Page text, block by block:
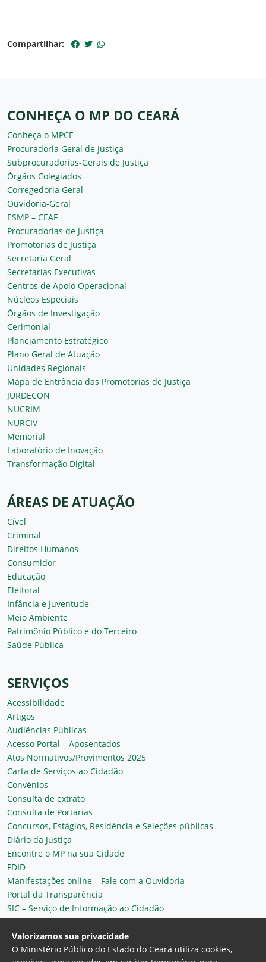
Compartilhar:
CONHEÇA O MP DO CEARÁ
Conheça o MPCE
Procuradoria Geral de Justiça
Subprocuradorias-Gerais de Justiça
Órgãos Colegiados
Corregedoria Geral
Ouvidoria-Geral
ESMP – CEAF
Procuradorias de Justiça
Promotorias de Justiça
Secretaria Geral
Secretarias Executivas
Centros de Apoio Operacional
Núcleos Especiais
Órgãos de Investigação
Cerimonial
Planejamento Estratégico
Plano Geral de Atuação
Unidades Regionais
Mapa de Entrância das Promotorias de Justiça
JURDECON
NUCRIM
NURCIV
Memorial
Laboratório de Inovação
Transformação Digital
ÁREAS DE ATUAÇÃO
Cível
Criminal
Direitos Humanos
Consumidor
Educação
Eleitoral
Infância e Juventude
Meio Ambiente
Patrimônio Público e do Terceiro
Saúde Pública
SERVIÇOS
Acessibilidade
Artigos
Audiências Públicas
Acesso Portal – Aposentados
Atos Normativos/Provimentos 2025
Carta de Serviços ao Cidadão
Convênios
Consulta de extrato
Consulta de Portarias
Concursos, Estágios, Residência e Seleções públicas
Diário da Justiça
Encontre o MP na sua Cidade
FDID
Manifestações online – Fale com a Ouvidoria
Portal da Transparência
SIC – Serviço de Informação ao Cidadão
Plantão MP do Ceará
Secretaria Geral
Valorizamos sua privacidade
O Ministério Público do Estado do Ceará utiliza cookies,